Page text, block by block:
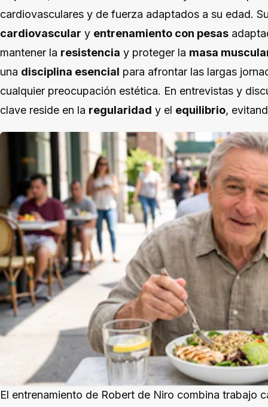
cardiovasculares y de fuerza adaptados a su edad.
cardiovascular y entrenamiento con pesas
mantener la resistencia y proteger la masa
una disciplina esencial para afrontar las largas
cualquier preocupación estética. En entrevistas y
clave reside en la regularidad y el equilibrio,
El entrenamiento de Robert de Niro combina trabajo